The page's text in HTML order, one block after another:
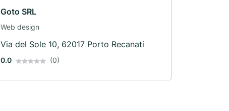
Goto SRL
Web design
Via del Sole 10, 62017 Porto Recanati
0.0 (0)